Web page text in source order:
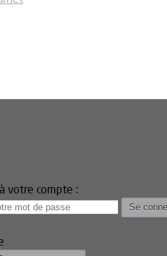
votre compte :